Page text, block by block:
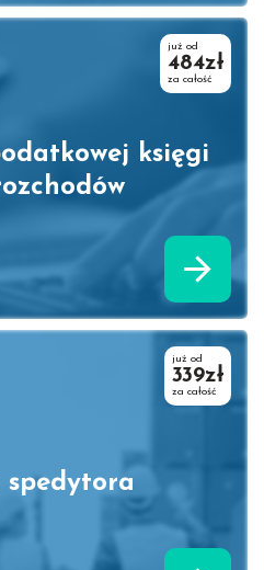
już od
484zł
za całość
księgi
już od
339zł
za całość
spedytora